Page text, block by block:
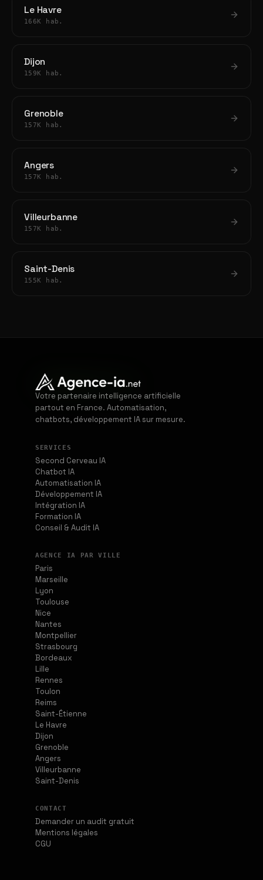
Le Havre
166K hab.
Dijon
159K hab.
Grenoble
157K hab.
Angers
157K hab.
Villeurbanne
157K hab.
Saint-Denis
155K hab.
Votre partenaire intelligence artificielle
partout en France. Automatisation,
chatbots, développement IA sur mesure.
SERVICES
Second Cerveau IA
Chatbot IA
Automatisation IA
Développement IA
Intégration IA
Formation IA
Conseil & Audit IA
AGENCE IA PAR VILLE
Paris
Marseille
Lyon
Toulouse
Nice
Nantes
Montpellier
Strasbourg
Bordeaux
Lille
Rennes
Toulon
Reims
Saint-Étienne
Le Havre
Dijon
Grenoble
Angers
Villeurbanne
Saint-Denis
CONTACT
Demander un audit gratuit
Mentions légales
CGU